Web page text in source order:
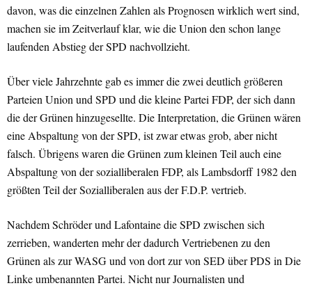
davon, was die einzelnen Zahlen als Prognosen wirklich wert sind,
machen sie im Zeitverlauf klar, wie die Union den schon lange
laufenden Abstieg der SPD nachvollzieht.
Über viele Jahrzehnte gab es immer die zwei deutlich größeren
Parteien Union und SPD und die kleine Partei FDP, der sich dann
die der Grünen hinzugesellte. Die Interpretation, die Grünen wären
eine Abspaltung von der SPD, ist zwar etwas grob, aber nicht
falsch. Übrigens waren die Grünen zum kleinen Teil auch eine
Abspaltung von der sozialliberalen FDP, als Lambsdorff 1982 den
größten Teil der Sozialliberalen aus der F.D.P. vertrieb.
Nachdem Schröder und Lafontaine die SPD zwischen sich
zerrieben, wanderten mehr der dadurch Vertriebenen zu den
Grünen als zur WASG und von dort zur von SED über PDS in Die
Linke umbenannten Partei. Nicht nur Journalisten und